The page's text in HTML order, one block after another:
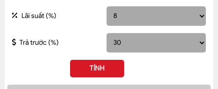
Lãi suất(%)
Trả trước (%)
TÍNH